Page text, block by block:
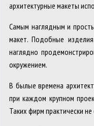
архитектурные макеты
Самым наглядным и
макет. Подобные
наглядно
окружением.
В былые времена
при каждом крупном
Таких фирм практически